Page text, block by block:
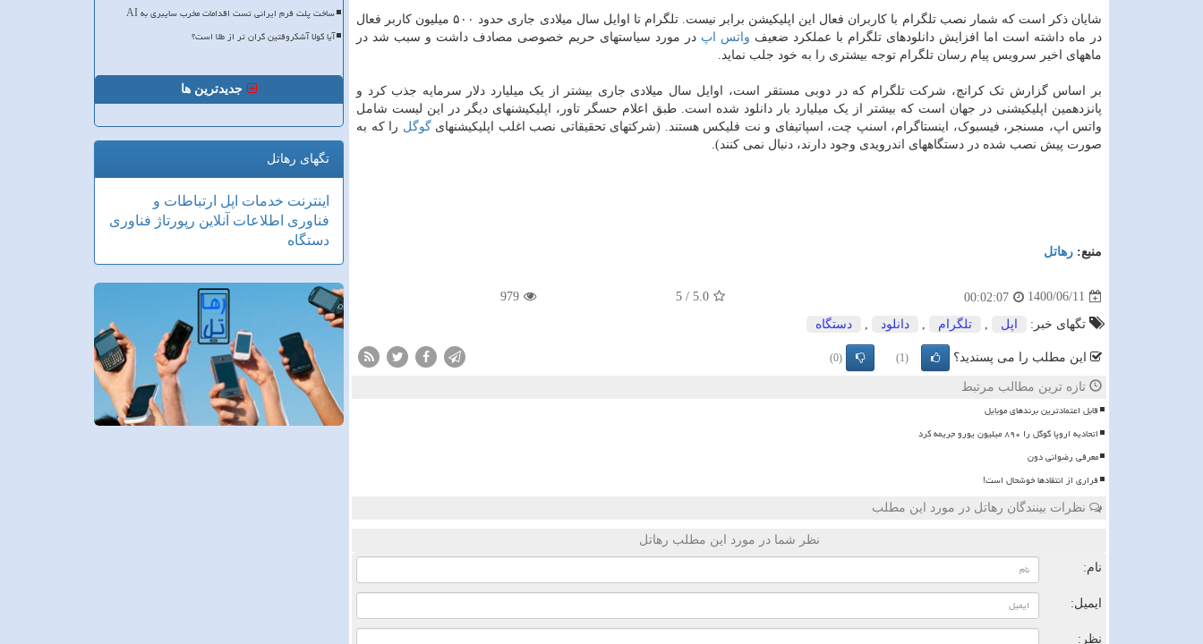
شایان ذکر است که شمار نصب تلگرام با کاربران فعال این اپلیکیشن برابر نیست. تلگرام تا اوایل سال میلادی جاری حدود ۵۰۰ میلیون کاربر فعال
در ماه داشته است اما افزایش دانلودهای تلگرام با عملکرد ضعیف واتس اپ در مورد سیاستهای حریم خصوصی مصادف داشت و سبب شد در
ماههای اخیر سرویس پیام رسان تلگرام توجه بیشتری را به خود جلب نماید.
بر اساس گزارش تک کرانچ، شرکت تلگرام که در دوبی مستقر است، اوایل سال میلادی جاری بیشتر از یک میلیارد دلار سرمایه جذب کرد و
پانزدهمین اپلیکیشنی در جهان است که بیشتر از یک میلیارد بار دانلود شده است. طبق اعلام حسگر تاور، اپلیکیشنهای دیگر در این لیست شامل
واتس اپ، مسنجر، فیسبوک، اینستاگرام، اسنپ چت، اسپاتیفای و نت فلیکس هستند. (شرکتهای تحقیقاتی نصب اغلب اپلیکیشنهایگوگل را که به
صورت پیش نصب شده در دستگاههای اندرویدی وجود دارند، دنبال نمی کنند).
منبع: رهاتل
1400/06/11
00:02:07
5.0
/
5
979
تگهای خبر: اپل تلگرام دانلود دستگاه
این مطلب را می پسندید؟ (1)
(0)
تازه ترین مطالب مرتبط
قابل اعتمادترین برندهای موبایل
اتحادیه اروپا گوگل را ۸۹۰ میلیون یورو جریمه کرد
معرفی رضوانی دون
فراری از انتقادها خوشحال است!
نظرات بینندگان رهاتل در مورد این مطلب
نظر شما در مورد این مطلب رهاتل
نام:
ایمیل:
نظر:
ساخت پلت فرم ایرانی تست اقدامات مخرب سایبری به AI
آیا کولا آشکروفتین گران تر از طلا است؟
جدیدترین ها
تگهای رهاتل
اینترنت خدمات اپل ارتباطات و
فناوری اطلاعات آنلاین رپورتاژ فناوری
دستگاه